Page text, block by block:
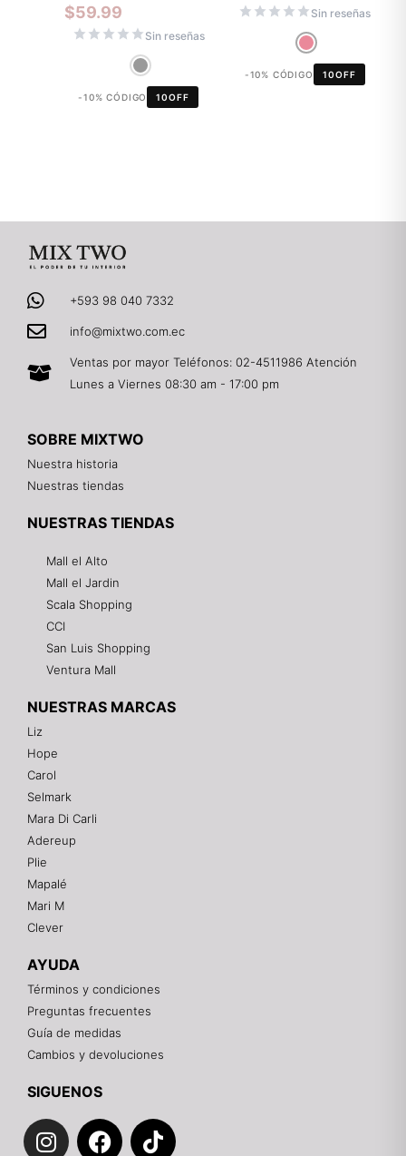
$59.99
Sin reseñas
-10% CÓDIGO 10OFF
Sin reseñas
-10% CÓDIGO 10OFF
+593 98 040 7332
info@mixtwo.com.ec
Ventas por mayor Teléfonos: 02-4511986 Atención
Lunes a Viernes 08:30 am - 17:00 pm
SOBRE MIXTWO
Nuestra historia
Nuestras tiendas
NUESTRAS TIENDAS
Mall el Alto
Mall el Jardin
Scala Shopping
CCI
San Luis Shopping
Ventura Mall
NUESTRAS MARCAS
Liz
Hope
Carol
Selmark
Mara Di Carli
Adereup
Plie
Mapalé
Mari M
Clever
AYUDA
Términos y condiciones
Preguntas frecuentes
Guía de medidas
Cambios y devoluciones
SIGUENOS
I
F
T
¡Hola! 👋
Gracias por visitarnos. Te asesoramos
personalmente con tu compra: tallas, envíos y
pagos.
Recuerda: 10% de descuento en tu primera compra
Contáctanos por el canal que prefieras 💕
WhatsApp
Instagram
Teléfono